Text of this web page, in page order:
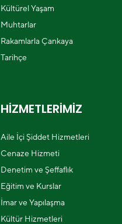
Kültürel Yaşam
Muhtarlar
Rakamlarla Çankaya
Tarihçe
HİZMETLERİMİZ
Aile İçi Şiddet Hizmetleri
Cenaze Hizmeti
Denetim ve Şeffaflık
Eğitim ve Kurslar
İmar ve Yapılaşma
Kültür Hizmetleri